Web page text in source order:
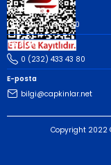
Whatsapp
(535) 503 43 80
Telefon
0 (232) 433 43 80
E-posta
bilgi@capkinlar.net
Copyright 2022